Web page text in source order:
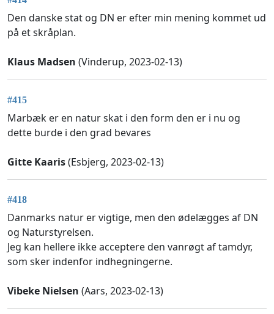
Den danske stat og DN er efter min mening kommet ud
på et skråplan.
Klaus Madsen (Vinderup, 2023-02-13)
#415
Marbæk er en natur skat i den form den er i nu og
dette burde i den grad bevares
Gitte Kaaris(Esbjerg, 2023-02-13)
#418
Danmarks natur er vigtige, men den ødelægges af DN
og Naturstyrelsen.
Jeg kan hellere ikke acceptere den vanrøgt af tamdyr,
som sker indenfor indhegningerne.
Vibeke Nielsen (Aars, 2023-02-13)